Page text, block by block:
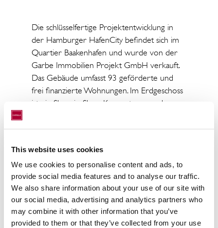
This website uses cookies
We use cookies to personalise content and ads, to
provide social media features and to analyse our traffic.
We also share information about your use of our site with
our social media, advertising and analytics partners who
may combine it with other information that you’ve
provided to them or that they’ve collected from your use
Die schlüsselfertige Projektentwicklung in
der Hamburger HafenCity befindet sich im
Quartier Baakenhafen und wurde von der
Garbe Immobilien Projekt GmbH verkauft.
Das Gebäude umfasst 93 geförderte und
frei finanzierte Wohnungen. Im Erdgeschoss
ist ein Shop-in-Shop-Konzept vorgesehen,
ihre hochwertigen, handwerklich gefertigten
„Mit dem Erwerb der beiden Immobilien in
Dänemark und den Niederlanden bauen wir
die europaweite Allokation des Portfolios aus.
In Aarhus und Tilburg sezten wir dabei auf